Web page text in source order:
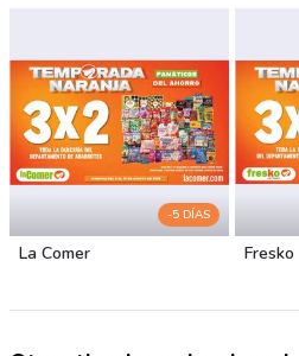
-5 DÍAS
La Comer Fresko